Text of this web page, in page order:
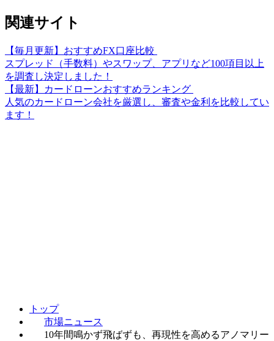
関連サイト
【毎月更新】おすすめFX口座比較
スプレッド（手数料）やスワップ、アプリなど100項目以上
を調査し決定しました！
【最新】カードローンおすすめランキング
人気のカードローン会社を厳選し、審査や金利を比較してい
ます！
トップ
市場ニュース
10年間鳴かず飛ばずも、再現性を高めるアノマリー